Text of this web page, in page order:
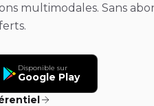
multimodales. Sans
Disponible sur
Google Play